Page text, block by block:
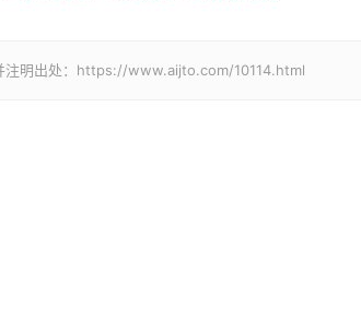
注明出处：https://www.aijto.com/10114.html